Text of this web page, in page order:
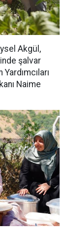
Akgül,
şalvar
Naime